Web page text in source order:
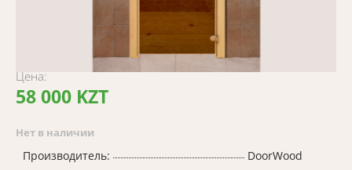
Цена:
58 000 KZT
Нет в наличии
Производитель:
DoorWood